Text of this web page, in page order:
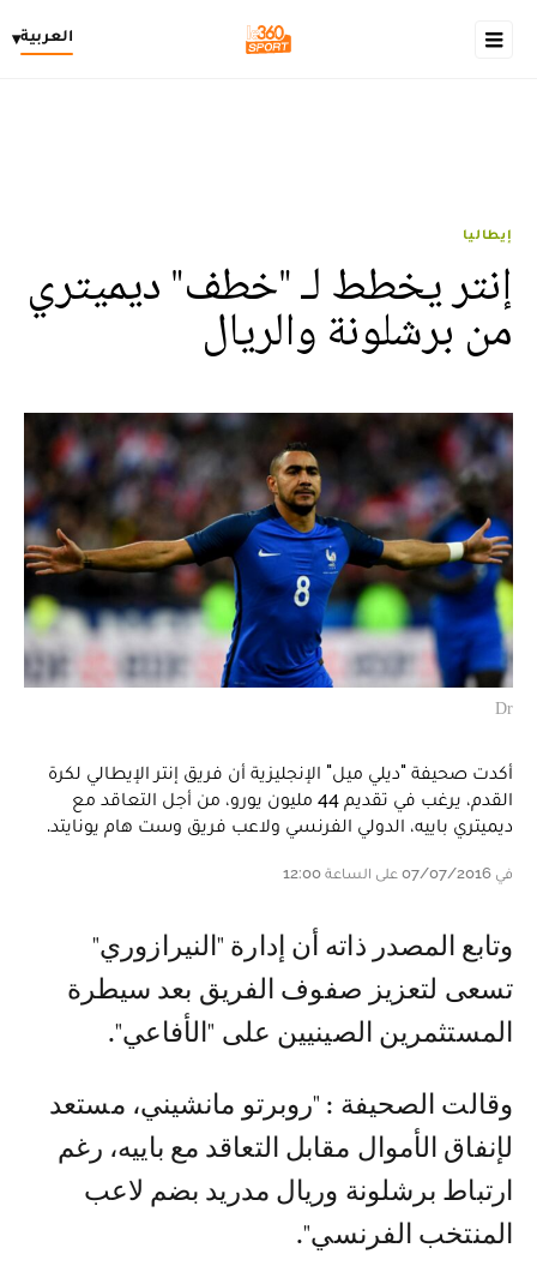
العربية▾
إيطاليا
إنتر يخطط لـ "خطف" ديميتري
من برشلونة والريال
Dr
أكدت صحيفة "ديلي ميل" الإنجليزية أن فريق إنتر الإيطالي لكرة
القدم، يرغب في تقديم 44 مليون يورو، من أجل التعاقد مع
ديميتري باييه، الدولي الفرنسي ولاعب فريق وست هام يونايتد.
في 07/07/2016 على الساعة 12:00
وتابع المصدر ذاته أن إدارة "النيرازوري"
تسعى لتعزيز صفوف الفريق بعد سيطرة
المستثمرين الصينيين على "الأفاعي".
وقالت الصحيفة : "روبرتو مانشيني، مستعد
لإنفاق الأموال مقابل التعاقد مع باييه، رغم
ارتباط برشلونة وريال مدريد بضم لاعب
المنتخب الفرنسي".